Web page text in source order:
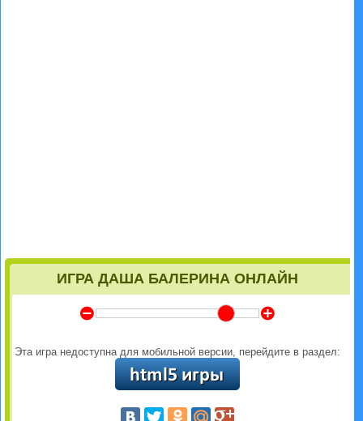
ИГРА ДАША БАЛЕРИНА ОНЛАЙН
Y Z
Эта игра недоступна для мобильной версии, перейдите в раздел: